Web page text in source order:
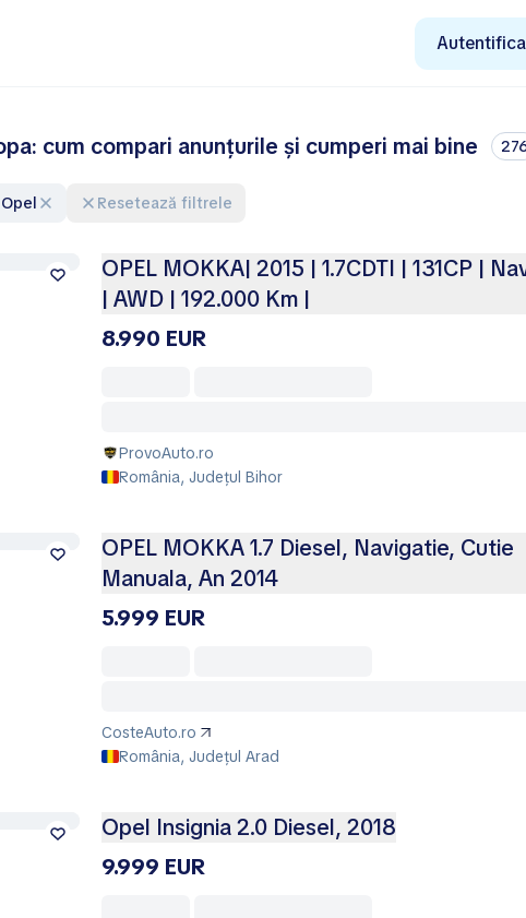
cum compari anunțurile și cumperi mai bine
Opel Resetează filtrele
OPEL MOKKA| 2015 | 1.7CDTI | 131CP |
| AWD | 192.000 Km |
8.990 EUR
ProvoAuto.ro
România, Județul Bihor
OPEL MOKKA 1.7 Diesel, Navigatie, Cutie
Manuala, An 2014
5.999 EUR
CosteAuto.ro
România, Județul Arad
Opel Insignia 2.0 Diesel, 2018
9.999 EUR